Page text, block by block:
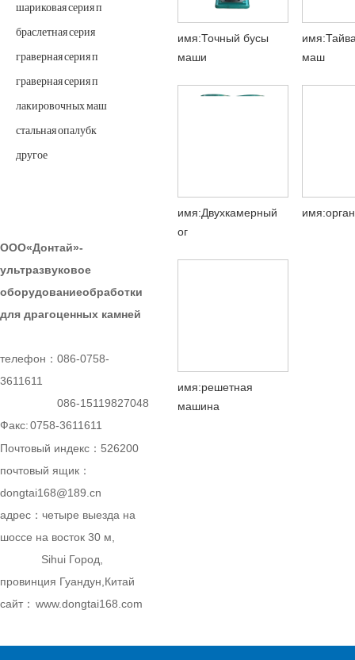
шариковая серия п
браслетная серия
граверная серия п
граверная серия п
лакировочных маш
стальная опалубк
другое
ООО«Донтай»-
ультразвуковое
оборудованиеобработки
для драгоценных камней
телефон：086-0758-
3611611
086-15119827048
Факс:0758-3611611
Почтовый индекс：526200
почтовый ящик：
dongtai168@189.cn
адрес： четыре выезда на
шоссе на восток 30 м,
Sihui Город,
провинция Гуандун,Китай
сайт： www.dongtai168.com
имя:Точный бусы
маши
маш
имя:Двухкамерный
ог
имя:решетная
машина